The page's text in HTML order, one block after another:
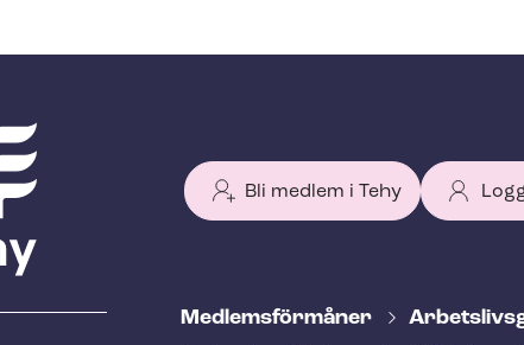
Bli medlem i Tehy
T
Med­lems­för­må­ner